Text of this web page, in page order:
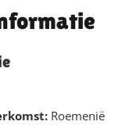
Roemenië